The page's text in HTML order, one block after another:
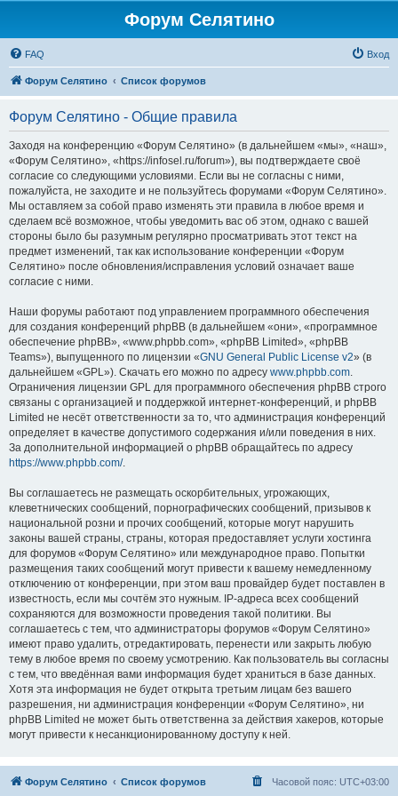
Форум Селятино
FAQ Вход
Форум Селятино Список форумов
Форум Селятино - Общие правила
Заходя на конференцию «Форум Селятино» (в дальнейшем «мы», «наш»,
«Форум Селятино», «https://infosel.ru/forum»), вы подтверждаете своё
согласие со следующими условиями. Если вы не согласны с ними,
пожалуйста, не заходите и не пользуйтесь форумами «Форум Селятино».
Мы оставляем за собой право изменять эти правила в любое время и
сделаем всё возможное, чтобы уведомить вас об этом, однако с вашей
стороны было бы разумным регулярно просматривать этот текст на
предмет изменений, так как использование конференции «Форум
Селятино» после обновления/исправления условий означает ваше
согласие с ними.
Наши форумы работают под управлением программного обеспечения
для создания конференций phpBB (в дальнейшем «они», «программное
обеспечение phpBB», «www.phpbb.com», «phpBB Limited», «phpBB
Teams»), выпущенного по лицензии «GNU General Public License v2» (в
дальнейшем «GPL»). Скачать его можно по адресу www.phpbb.com.
Ограничения лицензии GPL для программного обеспечения phpBB строго
связаны с организацией и поддержкой интернет-конференций, и phpBB
Limited не несёт ответственности за то, что администрация конференций
определяет в качестве допустимого содержания и/или поведения в них.
За дополнительной информацией о phpBB обращайтесь по адресу
https://www.phpbb.com/.
Вы соглашаетесь не размещать оскорбительных, угрожающих,
клеветнических сообщений, порнографических сообщений, призывов к
национальной розни и прочих сообщений, которые могут нарушить
законы вашей страны, страны, которая предоставляет услуги хостинга
для форумов «Форум Селятино» или международное право. Попытки
размещения таких сообщений могут привести к вашему немедленному
отключению от конференции, при этом ваш провайдер будет поставлен в
известность, если мы сочтём это нужным. IP-адреса всех сообщений
сохраняются для возможности проведения такой политики. Вы
соглашаетесь с тем, что администраторы форумов «Форум Селятино»
имеют право удалить, отредактировать, перенести или закрыть любую
тему в любое время по своему усмотрению. Как пользователь вы согласны
с тем, что введённая вами информация будет храниться в базе данных.
Хотя эта информация не будет открыта третьим лицам без вашего
разрешения, ни администрация конференции «Форум Селятино», ни
phpBB Limited не может быть ответственна за действия хакеров, которые
могут привести к несанкционированному доступу к ней.
Форум Селятино Список форумов Часовой пояс: UTC+03:00